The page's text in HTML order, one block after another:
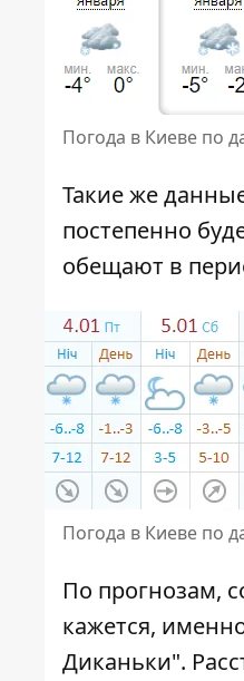
Погода в Киеве по
Такие же
постепенно
обещают в
Погода в Киеве по
По прогнозам,
кажется,
Диканьки".